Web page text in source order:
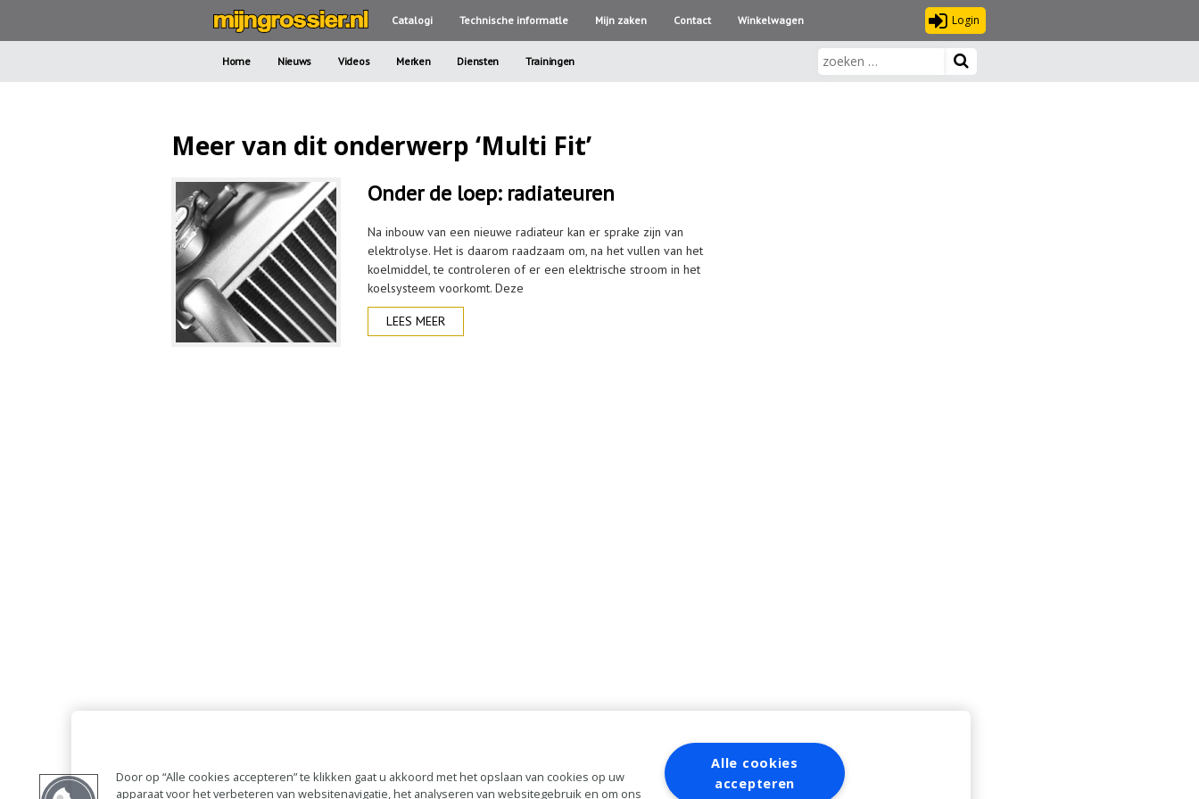
Catalogi Technische informatle Mijn zaken Contact Winkelwagen Login
Home Nieuws Videos Merken Diensten Trainingen
Meer van dit onderwerp ‘Multi Fit’
Onder de loep: radiateuren
Na inbouw van een nieuwe radiateur kan er sprake zijn van
elektrolyse. Het is daarom raadzaam om, na het vullen van het
koelmiddel, te controleren of er een elektrische stroom in het
koelsysteem voorkomt. Deze
LEES MEER
Door op “Alle cookies accepteren” te klikken gaat u akkoord met het opslaan van cookies op uw
apparaat voor het verbeteren van websitenavigatie, het analyseren van websitegebruik en om ons
Alle cookies
accepteren